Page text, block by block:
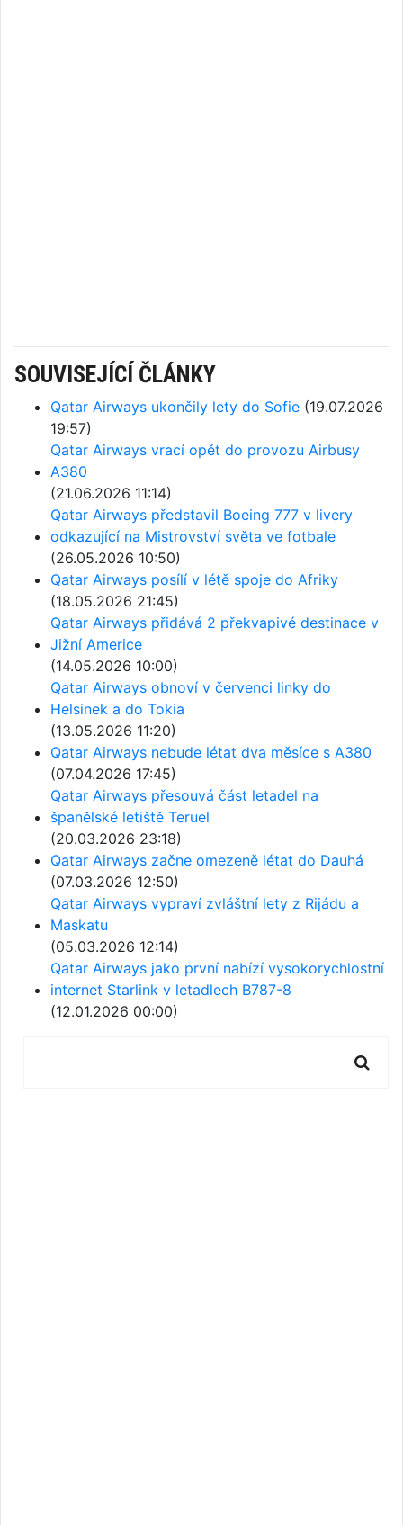
SOUVISEJÍCÍ ČLÁNKY
Qatar Airways ukončily lety do Sofie (19.07.2026
19:57)
Qatar Airways vrací opět do provozu Airbusy
A380
(21.06.2026 11:14)
Qatar Airways představil Boeing 777 v livery
odkazující na Mistrovství světa ve fotbale
(26.05.2026 10:50)
Qatar Airways posílí v létě spoje do Afriky
(18.05.2026 21:45)
Qatar Airways přidává 2 překvapivé destinace v
Jižní Americe
(14.05.2026 10:00)
Qatar Airways obnoví v červenci linky do
Helsinek a do Tokia
(13.05.2026 11:20)
Qatar Airways nebude létat dva měsíce s A380
(07.04.2026 17:45)
Qatar Airways přesouvá část letadel na
španělské letiště Teruel
(20.03.2026 23:18)
Qatar Airways začne omezeně létat do Dauhá
(07.03.2026 12:50)
Qatar Airways vypraví zvláštní lety z Rijádu a
Maskatu
(05.03.2026 12:14)
Qatar Airways jako první nabízí vysokorychlostní
internet Starlink v letadlech B787-8
(12.01.2026 00:00)